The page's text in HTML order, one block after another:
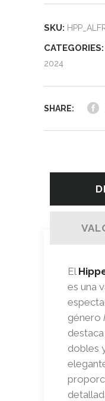
SKU:
CATEGORIES:
2024
SHARE:
El
es una
género
dobles